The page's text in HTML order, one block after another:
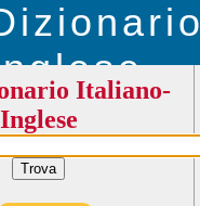
Italiano-
Inglese